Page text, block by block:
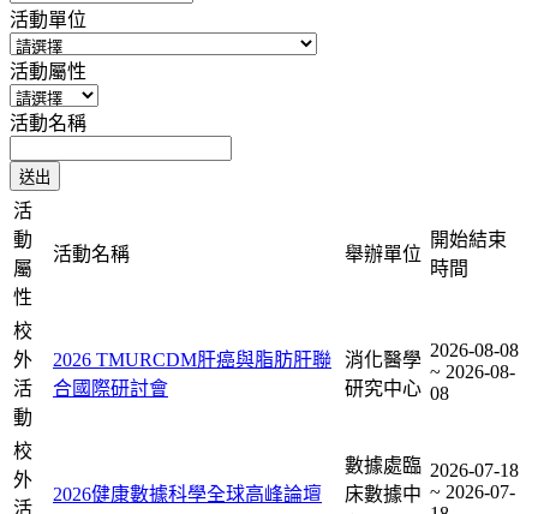
活動單位
活動屬性
活動名稱
活
動
屬
性
活動名稱 舉辦單位
開始結束
時間
校
外
活
動
2026 TMURCDM肝癌與脂肪肝聯
合國際研討會
消化醫學
研究中心
2026-08-08
~ 2026-08-
08
校
外
活
2026健康數據科學全球高峰論壇
數據處臨
床數據中
2026-07-18
~ 2026-07-